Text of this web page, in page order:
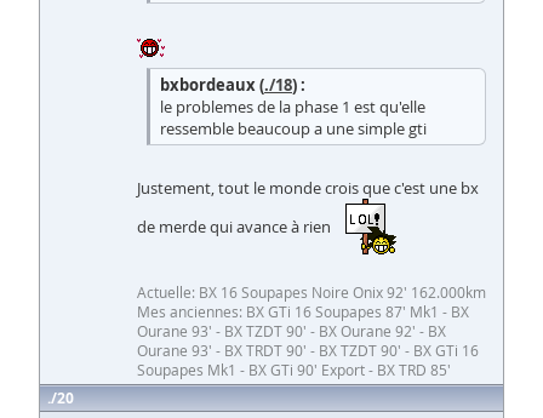
bxbordeaux (./18) :
le problemes de la phase 1 est qu'elle
ressemble beaucoup a une simple gti
Justement, tout le monde crois que c'est une bx
de merde qui avance à rien
Actuelle: BX 16 Soupapes Noire Onix 92' 162.000km
Mes anciennes: BX GTi 16 Soupapes 87' Mk1 - BX
Ourane 93' - BX TZDT 90' - BX Ourane 92' - BX
Ourane 93' - BX TRDT 90' - BX TZDT 90' - BX GTi 16
Soupapes Mk1 - BX GTi 90' Export - BX TRD 85'
20